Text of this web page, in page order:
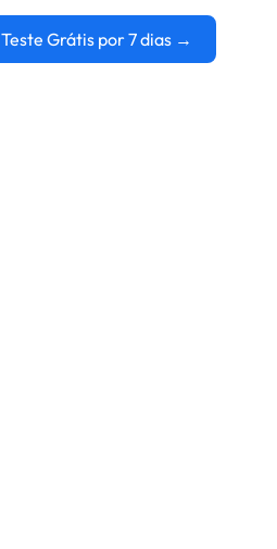
Teste Grátis por 7 dias →